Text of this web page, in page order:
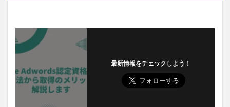
最新情報をチェックしよう！